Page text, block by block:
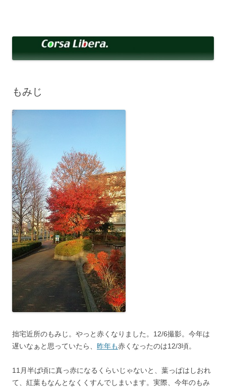
へ
ッ
もみじ
拙宅近所のもみじ。やっと赤くなりました。12/6撮影。今年は
遅いなぁと思っていたら、 昨年も赤くなったのは12/3頃。
11月半ば頃に真っ赤になるくらいじゃないと、葉っぱはしおれ
て、紅葉もなんとなくくすんでしまいます。実際、今年のもみ